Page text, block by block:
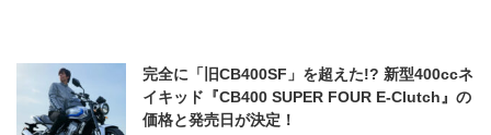
完全に「旧CB400SF」を超えた!? 新型400ccネ
イキッド『CB400 SUPER FOUR E-Clutch』の
価格と発売日が決定！